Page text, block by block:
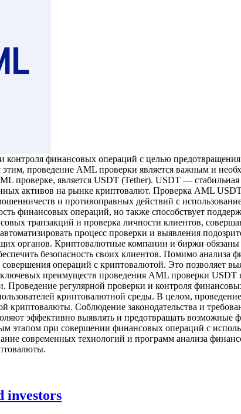
финансовых операций с целью
этим, проведение AML проверки является важным и
проверке, является USDT (Tether). USDT —
активов на рынке криптовалют. Проверка AML
и противоправных действий с
финансовых операций, но также способствует
транзакций и проверка личности клиентов,
процесс проверки и выявления
органов. Криптовалютные компании и биржи
безопасность своих клиентов. Помимо
совершения операций с криптовалютой. Это позволяет
преимуществ проведения AML проверки USDT
регулярной проверки и контроля
криптовалютной среды. В целом,
криптовалюты. Соблюдение законодательства и
эффективно выявлять и предотвращать
этапом при совершении финансовых операций с
современных технологий и программ анализа
investors